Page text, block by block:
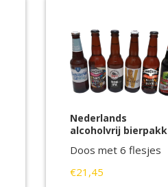
Nederlands
alcoholvrij
Doos met 6 flesjes
€21,45